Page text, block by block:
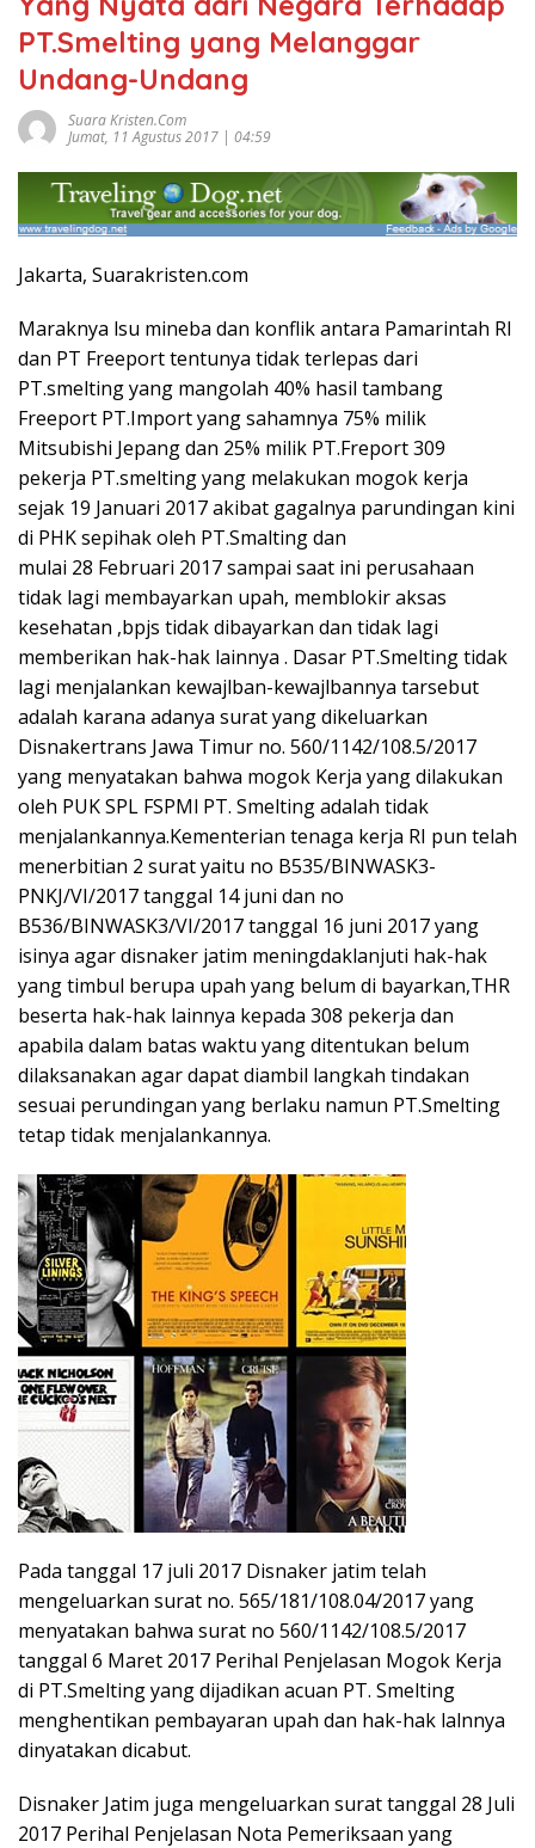
PT.Smelting yang Melanggar
Undang-Undang
Suara Kristen.com
Jumat, 11 Agustus 2017 | 04:59
Jakarta, Suarakristen.com
Maraknya lsu mineba dan konflik antara Pamarintah RI
dan PT Freeport tentunya tidak terlepas dari
PT.smelting yang mangolah 40% hasil tambang
Freeport PT.Import yang sahamnya 75% milik
Mitsubishi Jepang dan 25% milik PT.Freport 309
pekerja PT.smelting yang melakukan mogok kerja
sejak 19 Januari 2017 akibat gagalnya parundingan kini
di PHK sepihak oleh PT.Smalting dan
mulai 28 Februari 2017 sampai saat ini perusahaan
tidak lagi membayarkan upah, memblokir aksas
kesehatan ,bpjs tidak dibayarkan dan tidak lagi
memberikan hak-hak lainnya . Dasar PT.Smelting tidak
lagi menjalankan kewajlban-kewajlbannya tarsebut
adalah karana adanya surat yang dikeluarkan
Disnakertrans Jawa Timur no. 560/1142/108.5/2017
yang menyatakan bahwa mogok Kerja yang dilakukan
oleh PUK SPL FSPMl PT. Smelting adalah tidak
menjalankannya.Kementerian tenaga kerja RI pun telah
menerbitian 2 surat yaitu no B535/BINWASK3-
PNKJ/VI/2017 tanggal 14 juni dan no
B536/BINWASK3/VI/2017 tanggal 16 juni 2017 yang
isinya agar disnaker jatim meningdaklanjuti hak-hak
yang timbul berupa upah yang belum di bayarkan,THR
beserta hak-hak lainnya kepada 308 pekerja dan
apabila dalam batas waktu yang ditentukan belum
dilaksanakan agar dapat diambil langkah tindakan
sesuai perundingan yang berlaku namun PT.Smelting
tetap tidak menjalankannya.
Pada tanggal 17 juli 2017 Disnaker jatim telah
mengeluarkan surat no. 565/181/108.04/2017 yang
menyatakan bahwa surat no 560/1142/108.5/2017
tanggal 6 Maret 2017 Perihal Penjelasan Mogok Kerja
di PT.Smelting yang dijadikan acuan PT. Smelting
menghentikan pembayaran upah dan hak-hak lalnnya
dinyatakan dicabut.
Disnaker Jatim juga mengeluarkan surat tanggal 28 Juli
2017 Perihal Penjelasan Nota Pemeriksaan yang